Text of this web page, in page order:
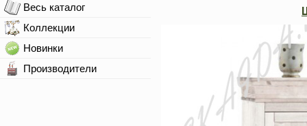
Весь каталог
Коллекции
Новинки
Производители